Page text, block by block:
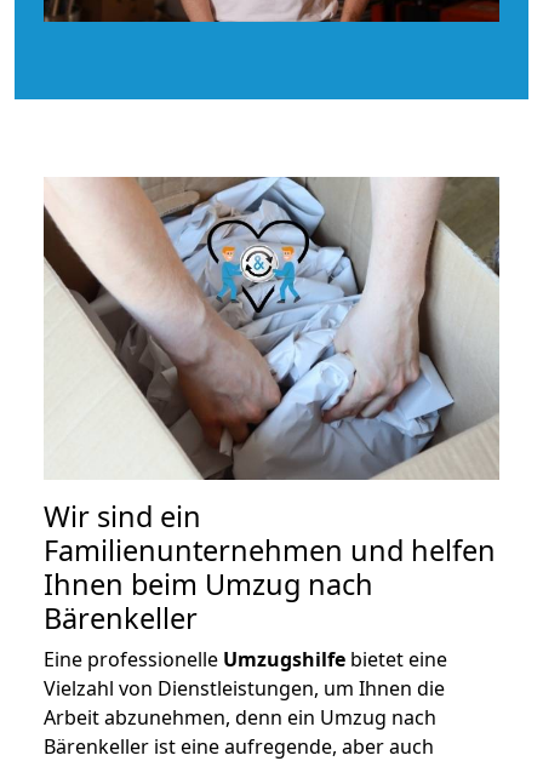
Wir sind ein
Familienunternehmen und helfen
Ihnen beim Umzug nach
Bärenkeller
Eine professionelle Umzugshilfe bietet eine
Vielzahl von Dienstleistungen, um Ihnen die
Arbeit abzunehmen, denn ein Umzug nach
Bärenkeller ist eine aufregende, aber auch